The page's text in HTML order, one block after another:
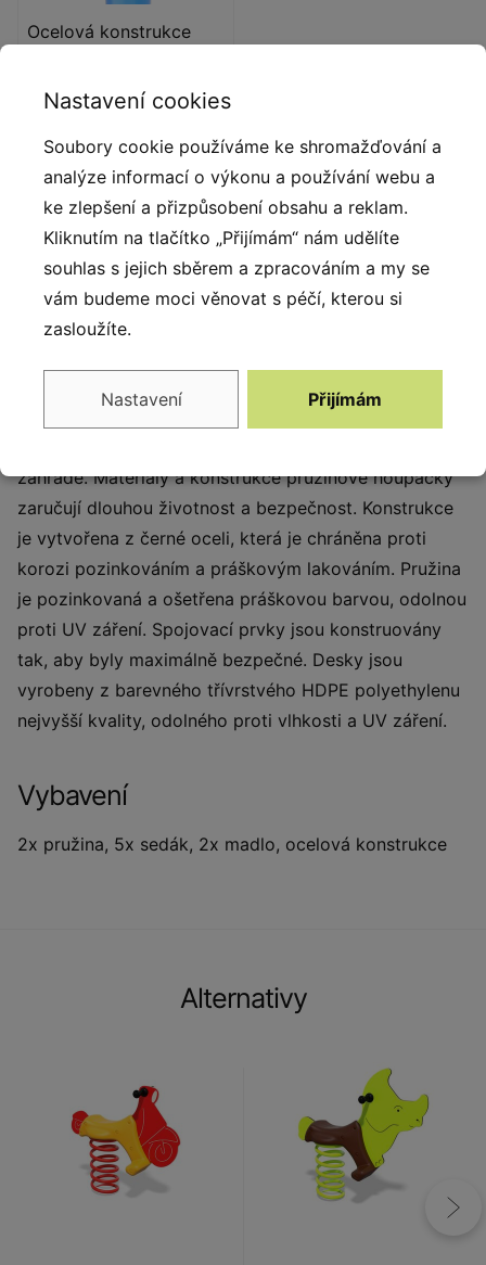
Ocelová konstrukce
vyrobená z černé oceli
pískováním. Chráněno
proti korozi pozinkováním a
práškovým lakováním
polyesterovou barvou s
Popis produktu
Pružinové houpadlo je nejlepším výchozím bodem pro
vytvoření originálního dětského hřiště v parku, ve
zahradě. Materiály a konstrukce pružinové houpačky
zaručují dlouhou životnost a bezpečnost. Konstrukce
je vytvořena z černé oceli, která je chráněna proti
korozi pozinkováním a práškovým lakováním. Pružina
je pozinkovaná a ošetřena práškovou barvou, odolnou
proti UV záření. Spojovací prvky jsou konstruovány
tak, aby byly maximálně bezpečné. Desky jsou
vyrobeny z barevného třívrstvého HDPE polyethylenu
nejvyšší kvality, odolného proti vlhkosti a UV záření.
Vybavení
2x pružina, 5x sedák, 2x madlo, ocelová konstrukce
Alternativy
Nastavení cookies
Soubory cookie používáme ke shromažďování a
analýze informací o výkonu a používání webu a
ke zlepšení a přizpůsobení obsahu a reklam.
Kliknutím na tlačítko „Přijímám“ nám udělíte
souhlas s jejich sběrem a zpracováním a my se
vám budeme moci věnovat s péčí, kterou si
zasloužíte.
Nastavení Přijímám